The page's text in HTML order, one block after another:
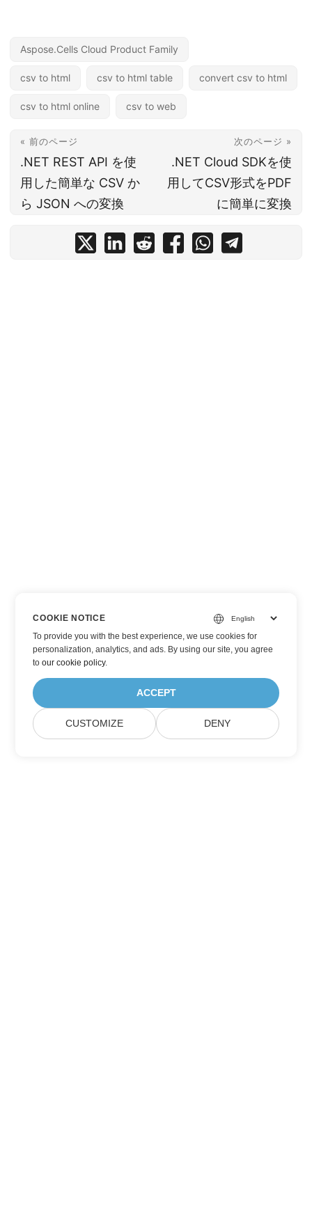
Aspose.Cells Cloud Product Family
csv to html csv to html table convert csv to html
csv to html online csv to web
« 前のページ
.NET REST API を使
用した簡単な CSV か
ら JSON への変換
次のページ »
.NET Cloud SDKを使
用してCSV形式をPDF
に簡単に変換
COOKIE NOTICE
To provide you with the best experience, we use cookies for
personalization, analytics, and ads. By using our site, you agree
toour cookie policy.
ACCEPT
CUSTOMIZE DENY